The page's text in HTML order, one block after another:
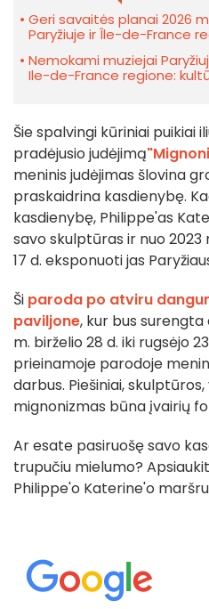
Geri savaitės planai 2026
Paryžiuje ir Île-de-France
Nemokami muziejai
Ile-de-France regione:
Šie spalvingi kūriniai puikiai
pradėjusio judėjimą
meninis judėjimas šlovina
praskaidrina kasdienybę.
kasdienybę, Philippe'as
savo skulptūras ir nuo 2023
17 d. eksponuoti jas
Ši paroda po atviru
paviljone, kur bus
m. birželio 28 d. iki rugsėjo
prieinamoje parodoje
darbus. Piešiniai,
mignonizmas būna įvairių
Ar esate pasiruošę savo
trupučiu mielumo?
Philippe'o Katerine'o